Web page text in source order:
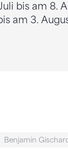
bis am 8.
am 3.
Benjamin